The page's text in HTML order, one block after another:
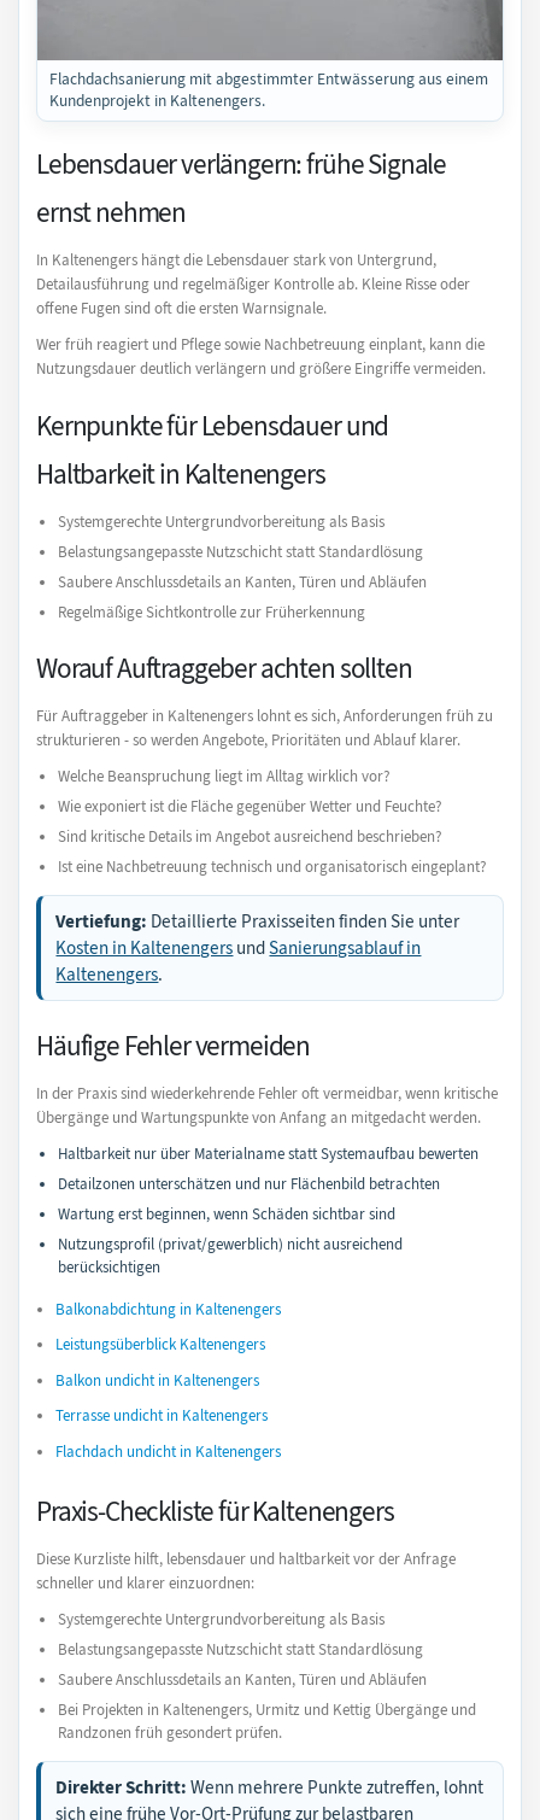
Flachdachsanierung mit abgestimmter Entwässerung aus einem
Kundenprojekt in Kaltenengers.
Lebensdauer verlängern: frühe Signale
ernst nehmen
In Kaltenengers hängt die Lebensdauer stark von Untergrund,
Detailausführung und regelmäßiger Kontrolle ab. Kleine Risse oder
offene Fugen sind oft die ersten Warnsignale.
Wer früh reagiert und Pflege sowie Nachbetreuung einplant, kann die
Nutzungsdauer deutlich verlängern und größere Eingriffe vermeiden.
Kernpunkte für Lebensdauer und
Haltbarkeit in Kaltenengers
Systemgerechte Untergrundvorbereitung als Basis
Belastungsangepasste Nutzschicht statt Standardlösung
Saubere Anschlussdetails an Kanten, Türen und Abläufen
Regelmäßige Sichtkontrolle zur Früherkennung
Worauf Auftraggeber achten sollten
Für Auftraggeber in Kaltenengers lohnt es sich, Anforderungen früh zu
strukturieren - so werden Angebote, Prioritäten und Ablauf klarer.
Welche Beanspruchung liegt im Alltag wirklich vor?
Wie exponiert ist die Fläche gegenüber Wetter und Feuchte?
Sind kritische Details im Angebot ausreichend beschrieben?
Ist eine Nachbetreuung technisch und organisatorisch eingeplant?
Vertiefung: Detaillierte Praxisseiten finden Sie unter
Kosten in Kaltenengers undSanierungsablauf in
Kaltenengers.
Häufige Fehler vermeiden
In der Praxis sind wiederkehrende Fehler oft vermeidbar, wenn kritische
Übergänge und Wartungspunkte von Anfang an mitgedacht werden.
Haltbarkeit nur über Materialname statt Systemaufbau bewerten
Detailzonen unterschätzen und nur Flächenbild betrachten
Wartung erst beginnen, wenn Schäden sichtbar sind
Nutzungsprofil (privat/gewerblich) nicht ausreichend
berücksichtigen
Balkonabdichtung in Kaltenengers
Leistungsüberblick Kaltenengers
Balkon undicht in Kaltenengers
Terrasse undicht in Kaltenengers
Flachdach undicht in Kaltenengers
Praxis-Checkliste für Kaltenengers
Diese Kurzliste hilft, lebensdauer und haltbarkeit vor der Anfrage
schneller und klarer einzuordnen:
Systemgerechte Untergrundvorbereitung als Basis
Belastungsangepasste Nutzschicht statt Standardlösung
Saubere Anschlussdetails an Kanten, Türen und Abläufen
Bei Projekten in Kaltenengers, Urmitz und Kettig Übergänge und
Randzonen früh gesondert prüfen.
Direkter Schritt: Wenn mehrere Punkte zutreffen, lohnt
sich eine frühe Vor-Ort-Prüfung zur belastbaren